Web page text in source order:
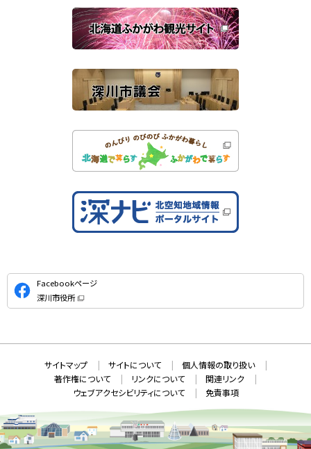
開
き
ま
す
）
公
式
S
Facebookページ
深川市役所
（
ン
で
開
き
ま
す
メ
ニ
ュ
報
サイトマップ サイトについて
個人情報の取り扱い
著作権について
リンクについて
関連リンク
ウェブアクセシビリティについて
免責事項